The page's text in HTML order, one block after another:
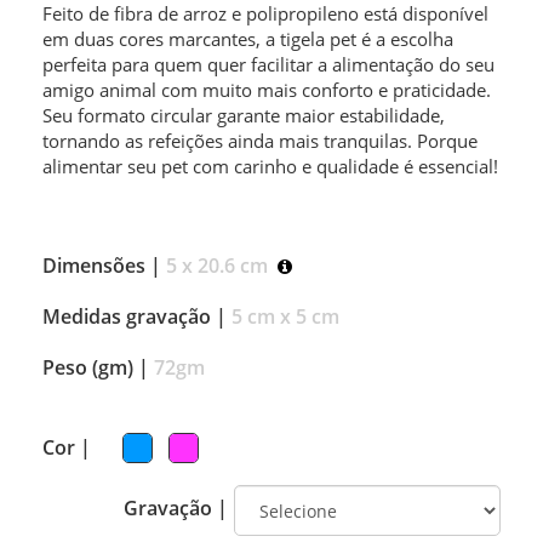
Feito de fibra de arroz e polipropileno está disponível
em duas cores marcantes, a tigela pet é a escolha
perfeita para quem quer facilitar a alimentação do seu
amigo animal com muito mais conforto e praticidade.
Seu formato circular garante maior estabilidade,
tornando as refeições ainda mais tranquilas. Porque
alimentar seu pet com carinho e qualidade é essencial!
Dimensões | 5 x 20.6 cm
Medidas gravação | 5 cm x 5 cm
Peso (gm) | 72gm
Cor |
Gravação |